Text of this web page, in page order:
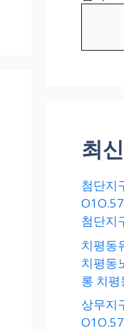
최
첨단지
첨단지
치평동
치평동
롱 치
상무지